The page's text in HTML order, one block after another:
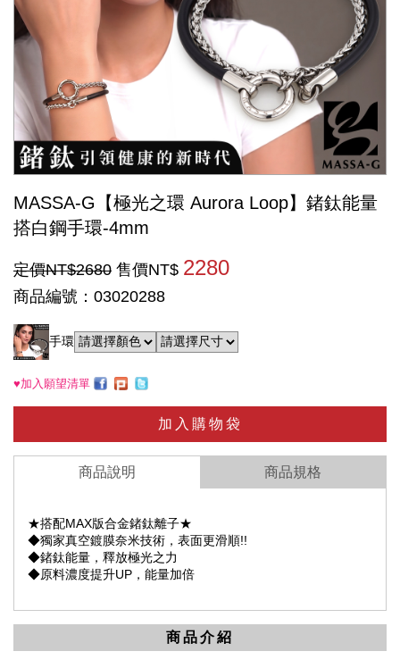
MASSA-G【極光之環 Aurora Loop】鍺鈦能量
搭白鋼手環-4mm
定價NT$2680 售價NT$ 2280
商品編號：03020288
手環
♥加入願望清單
加入購物袋
商品說明 商品規格
★搭配MAX版合金鍺鈦離子★
◆獨家真空鍍膜奈米技術，表面更滑順!!
◆鍺鈦能量，釋放極光之力
◆原料濃度提升UP，能量加倍
商品介紹